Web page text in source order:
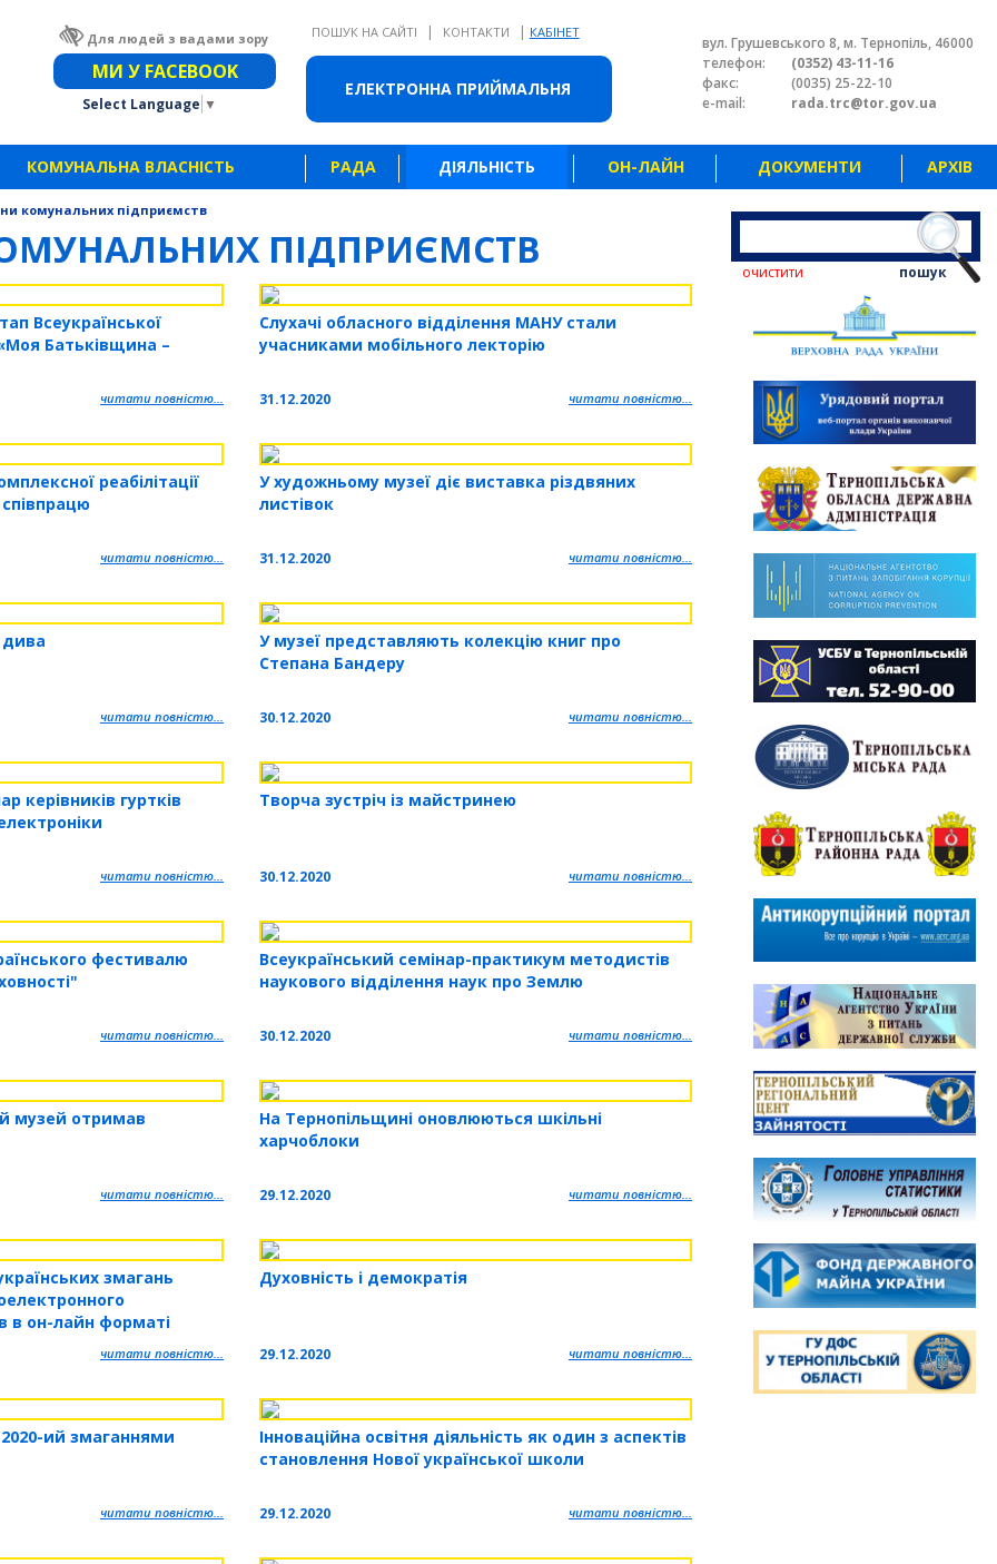
ЕЛЕКТРОННА ПРИЙМАЛЬНЯ
Для людей з вадами зору Звичайна версія сайту
МИ У FACEBOOK
Select Language ▼
ПОШУК НА САЙТІ | КОНТАКТИ | КАБІНЕТ
вул. Грушевського 8, м. Тернопіль, 46000
телефон:
(0352) 43-11-16
факс:
(0035) 25-22-10
e-mail:
rada.trc@tor.gov.ua
КОМУНАЛЬНА ВЛАСНІСТЬ РАДА ДІЯЛЬНІСТЬ ОН-ЛАЙН ДОКУМЕНТИ АРХІВ
комунальних підприємств
ПІДПРИЄМСТВ
Всеукраїнської
Батьківщина –
читати повністю...
реабілітації
читати повністю...
дива
читати повністю...
керівників гуртків
читати повністю...
фестивалю
читати повністю...
музей отримав
читати повністю...
змагань
в он-лайн форматі
читати повністю...
ий змаганнями
читати повністю...
Слухачі обласного відділення МАНУ стали
учасниками мобільного лекторію
31.12.2020 читати повністю...
У художньому музеї діє виставка різдвяних
листівок
31.12.2020 читати повністю...
У музеї представляють колекцію книг про
Степана Бандеру
30.12.2020 читати повністю...
Творча зустріч із майстринею
30.12.2020 читати повністю...
Всеукраїнський семінар-практикум методистів
наукового відділення наук про Землю
30.12.2020 читати повністю...
На Тернопільщині оновлюються шкільні
харчоблоки
29.12.2020 читати повністю...
Духовність і демократія
29.12.2020 читати повністю...
Інноваційна освітня діяльність як один з аспектів
становлення Нової української школи
29.12.2020 читати повністю...
пошук
очистити